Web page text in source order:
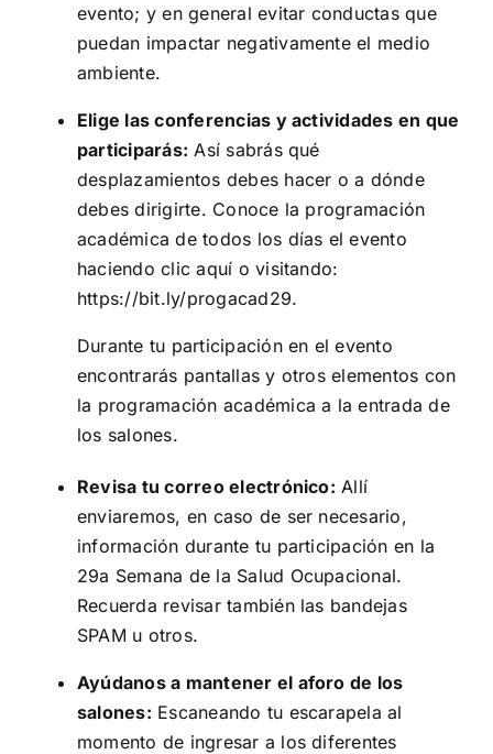
evento; y en general evitar conductas que
puedan impactar negativamente el medio
ambiente.
Elige las conferencias y actividades en que
participarás: Así sabrás qué
desplazamientos debes hacer o a dónde
debes dirigirte. Conoce la programación
académica de todos los días el evento
haciendo clicaquí o visitando:
https://bit.ly/progacad29.
Durante tu participación en el evento
encontrarás pantallas y otros elementos con
la programación académica a la entrada de
los salones.
Revisa tu correo electrónico: Allí
enviaremos, en caso de ser necesario,
información durante tu participación en la
29a Semana de la Salud Ocupacional.
Recuerda revisar también las bandejas
SPAM u otros.
Ayúdanos a mantener el aforo de los
salones: Escaneando tu escarapela al
momento de ingresar a los diferentes